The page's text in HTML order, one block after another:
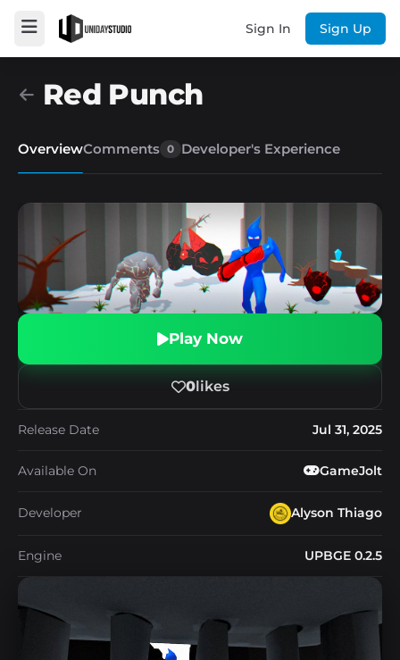
Sign In Sign Up
Red Punch
OverviewComments 0 Developer's Experience
Play Now
0likes
Release Date Jul 31, 2025
Available On GameJolt
Developer Alyson Thiago
Engine UPBGE 0.2.5